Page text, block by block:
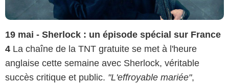
19 mai - Sherlock : un épisode spécial sur France
4 La chaîne de la TNT gratuite se met à l'heure
anglaise cette semaine avec Sherlock, véritable
succès critique et public. "L'effroyable mariée",